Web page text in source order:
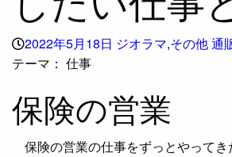
2022年5月18日 ジオラマ,その他通
テーマ： 仕事
保険の営業
保険の営業の仕事をずっとやって